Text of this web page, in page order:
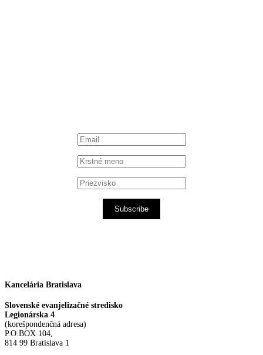
Subscribe
Kancelária Bratislava
Slovenské evanjelizačné stredisko
Legionárska 4
(korešpondenčná adresa)
P.O.BOX 104,
814 99 Bratislava 1